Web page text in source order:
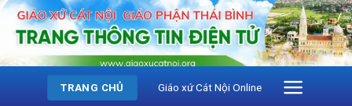
Bỏ
qua
dung
TRANG CHỦ Giáo xứ Cát Nội Online